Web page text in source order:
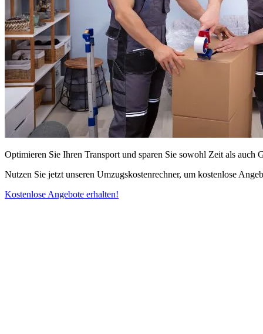
Optimieren Sie Ihren Transport und sparen Sie sowohl Zeit als auch
Nutzen Sie jetzt unseren Umzugskostenrechner, um kostenlose
Kostenlose Angebote erhalten!